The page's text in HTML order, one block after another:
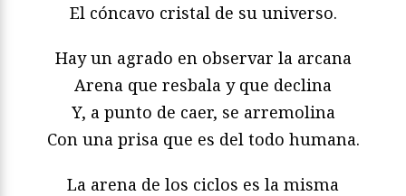
El cóncavo cristal de su universo.
Hay un agrado en observar la arcana
Arena que resbala y que declina
Y, a punto de caer, se arremolina
Con una prisa que es del todo humana.
La arena de los ciclos es la misma